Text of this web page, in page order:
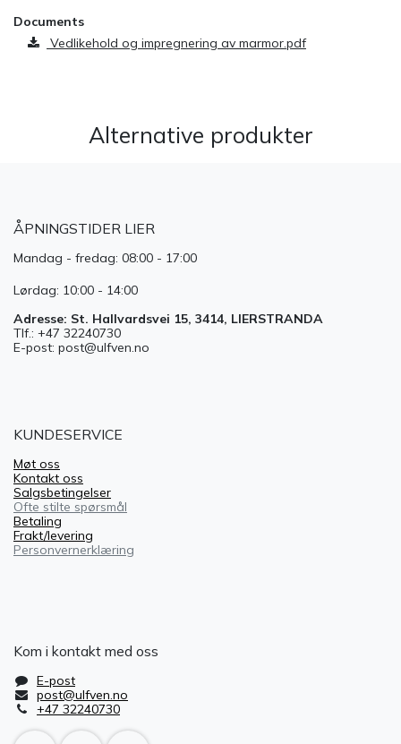
Documents
Vedlikehold og impregnering av marmor.pdf
Alternative produkter
ÅPNINGSTIDER LIER
Mandag - fredag: 08:00 - 17:00
Lørdag: 10:00 - 14:00
Adresse: St. Hallvardsvei 15, 3414, LIERSTRANDA
Tlf.: +47 32240730
E-post: post@ulfven.no
KUNDESERVICE
Møt oss
Kontakt oss
Salgsbetingelser
Ofte stilte spørsmål
Betaling
Frakt/levering
Personvernerklæring
Kom i kontakt med oss
E-post
post@ulfven.no
+47 32240730